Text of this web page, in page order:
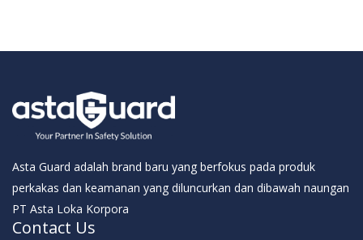
Asta Guard adalah brand baru yang berfokus pada produk
perkakas dan keamanan yang diluncurkan dan dibawah naungan
PT Asta Loka Korpora
Contact Us